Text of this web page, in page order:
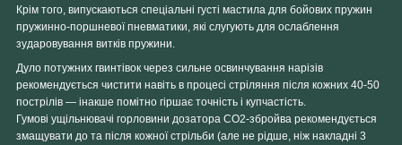
Крім того, випускаються спеціальні густі мастила для бойових пружин
пружинно-поршневої пневматики, які слугують для ослаблення
зударовування витків пружини.
Дуло потужних гвинтівок через сильне освинчування нарізів
рекомендується чистити навіть в процесі стріляння після кожних 40-50
пострілів — інакше помітно гіршає точність і купчастість.
Гумові ущільнювачі горловини дозатора СО2-збройва рекомендується
змащувати до та після кожної стрільби (але не рідше, ніж накладні 3